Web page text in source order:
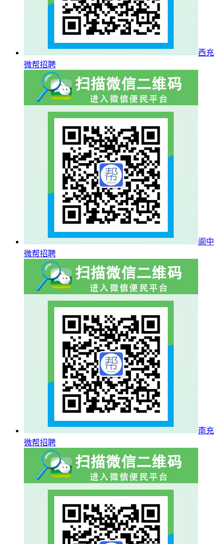
西充
微帮招聘
阆中
微帮招聘
南充
微帮招聘